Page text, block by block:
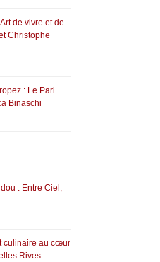
de vivre et de
Christophe
: Le Pari
Binaschi
: Entre Ciel,
culinaire au cœur
Rives